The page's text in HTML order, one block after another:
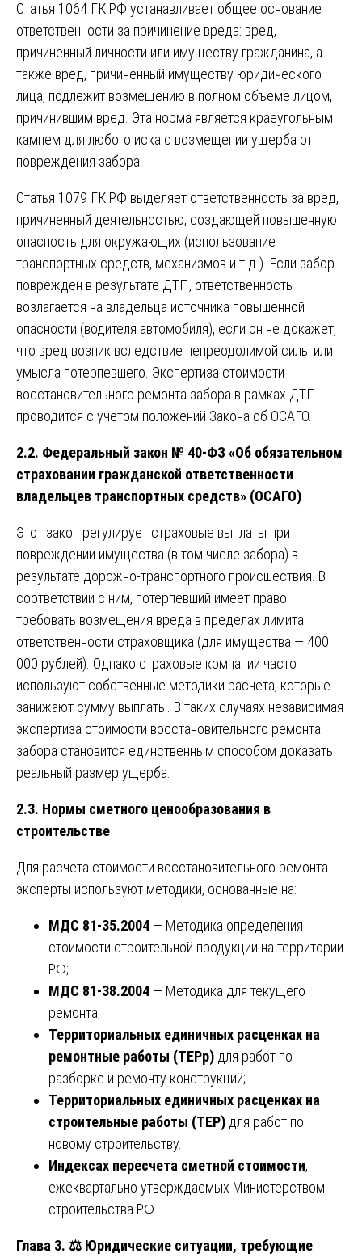
Статья 1064 ГК РФ устанавливает общее основание
ответственности за причинение вреда: вред,
причиненный личности или имуществу гражданина, а
также вред, причиненный имуществу юридического
лица, подлежит возмещению в полном объеме лицом,
причинившим вред. Эта норма является краеугольным
камнем для любого иска о возмещении ущерба от
повреждения забора.
Статья 1079 ГК РФ выделяет ответственность за вред,
причиненный деятельностью, создающей повышенную
опасность для окружающих (использование
транспортных средств, механизмов и т.д.). Если забор
поврежден в результате ДТП, ответственность
возлагается на владельца источника повышенной
опасности (водителя автомобиля), если он не докажет,
что вред возник вследствие непреодолимой силы или
умысла потерпевшего. Экспертиза стоимости
восстановительного ремонта забора в рамках ДТП
проводится с учетом положений Закона об ОСАГО.
2.2. Федеральный закон № 40-ФЗ «Об обязательном
страховании гражданской ответственности
владельцев транспортных средств» (ОСАГО)
Этот закон регулирует страховые выплаты при
повреждении имущества (в том числе забора) в
результате дорожно-транспортного происшествия. В
соответствии с ним, потерпевший имеет право
требовать возмещения вреда в пределах лимита
ответственности страховщика (для имущества — 400
000 рублей). Однако страховые компании часто
используют собственные методики расчета, которые
занижают сумму выплаты. В таких случаях независимая
экспертиза стоимости восстановительного ремонта
забора становится единственным способом доказать
реальный размер ущерба.
2.3. Нормы сметного ценообразования в
строительстве
Для расчета стоимости восстановительного ремонта
эксперты используют методики, основанные на:
МДС 81-35.2004 — Методика определения
стоимости строительной продукции на территории
РФ;
МДС 81-38.2004 — Методика для текущего
ремонта;
Территориальных единичных расценках на
ремонтные работы (ТЕРр) для работ по
разборке и ремонту конструкций;
Территориальных единичных расценках на
строительные работы (ТЕР) для работ по
новому строительству.
Индексах пересчета сметной стоимости,
ежеквартально утверждаемых Министерством
строительства РФ.
Глава 3. ⚖️ Юридические ситуации, требующие